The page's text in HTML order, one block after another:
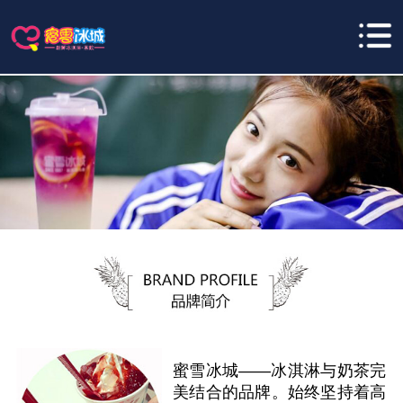
蜜雪冰城——冰淇淋与奶茶完
美结合的品牌。始终坚持着高